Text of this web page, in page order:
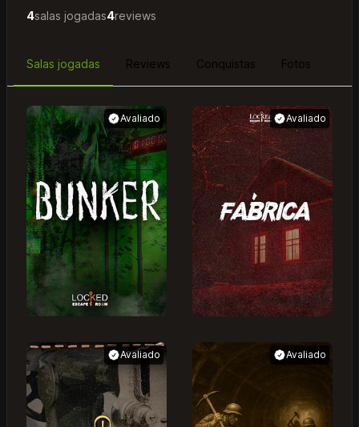
4salas jogadas4reviews
Salas jogadas Reviews Conquistas Fotos
Avaliado Avaliado
Avaliado Avaliado